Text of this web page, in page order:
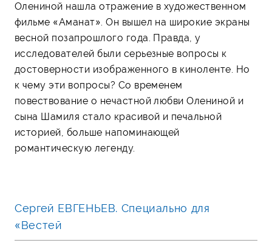
Олениной нашла отражение в художественном
фильме «Аманат». Он вышел на широкие экраны
весной позапрошлого года. Правда, у
исследователей были серьезные вопросы к
достоверности изображенного в киноленте. Но
к чему эти вопросы? Со временем
повествование о нечастной любви Олениной и
сына Шамиля стало красивой и печальной
историей, больше напоминающей
романтическую легенду.
Сергей ЕВГЕНЬЕВ. Специально для
«Вестей